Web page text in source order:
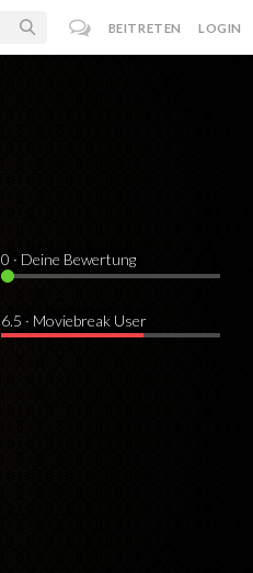
BEITRETEN LOGIN
0 · Deine Bewertung
6.5 · Moviebreak User